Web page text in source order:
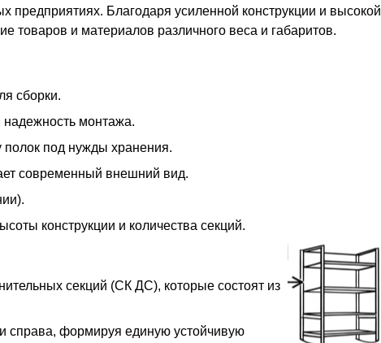
Благодаря усиленной конструкции и высокой
товаров и материалов различного веса и габаритов.
сборки.
надежность монтажа.
полок под нужды хранения.
современный внешний вид.
конструкции и количества секций.
секций (СК ДС), которые состоят из
справа, формируя единую устойчивую